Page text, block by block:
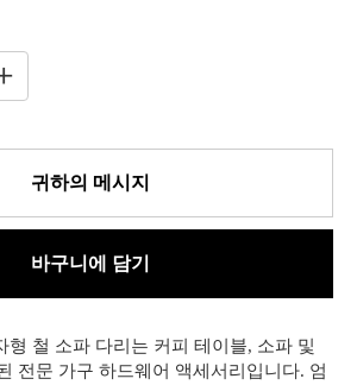
귀하의 메시지
바구니에 담기
형 철 소파 다리는 커피 테이블, 소파 및
전문 가구 하드웨어 액세서리입니다. 엄